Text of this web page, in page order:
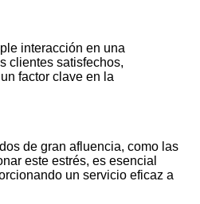
interacción en una
clientes satisfechos,
factor clave en la
de gran afluencia, como las
este estrés, es esencial
un servicio eficaz a